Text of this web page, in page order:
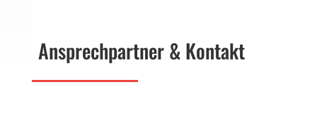
Ansprechpartner & Kontakt